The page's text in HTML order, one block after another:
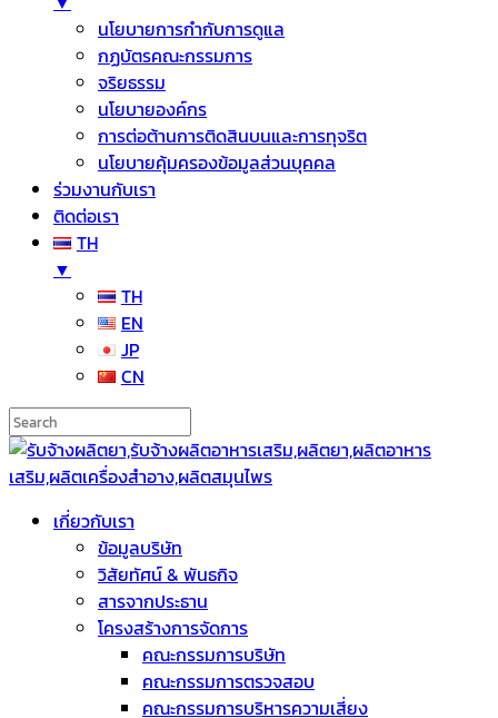
นโยบายการกำกับการดูแล
กฏบัตรคณะกรรมการ
จริยธรรม
นโยบายองค์กร
การต่อต้านการติดสินบนและการทุจริต
นโยบายคุ้มครองข้อมูลส่วนบุคคล
ร่วมงานกับเรา
ติดต่อเรา
TH
▼
TH
EN
JP
CN
เกี่ยวกับเรา
ข้อมูลบริษัท
วิสัยทัศน์ & พันธกิจ
สารจากประธาน
โครงสร้างการจัดการ
คณะกรรมการบริษัท
คณะกรรมการตรวจสอบ
คณะกรรมการบริหารความเสี่ยง